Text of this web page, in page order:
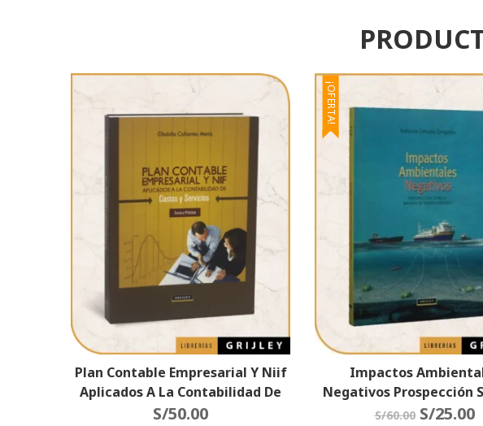
Plan Contable Empresarial Y Niif
Aplicados A La Contabilidad De
Costos Y Servicios (Teoría
S/50.00
¡OFERTA!
Impactos
Negativos Prospección
Marina De
S/60.00 S/25.00